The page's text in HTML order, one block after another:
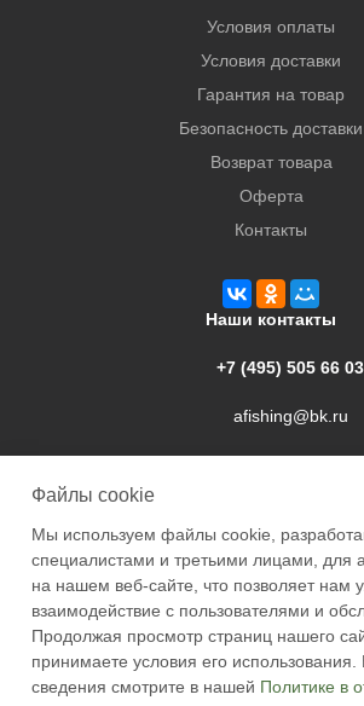
Условия оплаты
Условия доставки
Гарантия на товар
Безопасность доставки
Возврат товара
Оферта
Контакты
Наши контакты
+7 (495) 505 66 03
afishing@bk.ru
2026 © Academyfishing - продажа
Москве и России
Файлы cookie
Мы используем файлы cookie,
специалистами и третьими лицами, для
на нашем веб-сайте, что позволяет нам
взаимодействие с пользователями и
Продолжая просмотр страниц нашего
принимаете условия его
сведения смотрите в нашей Политике в